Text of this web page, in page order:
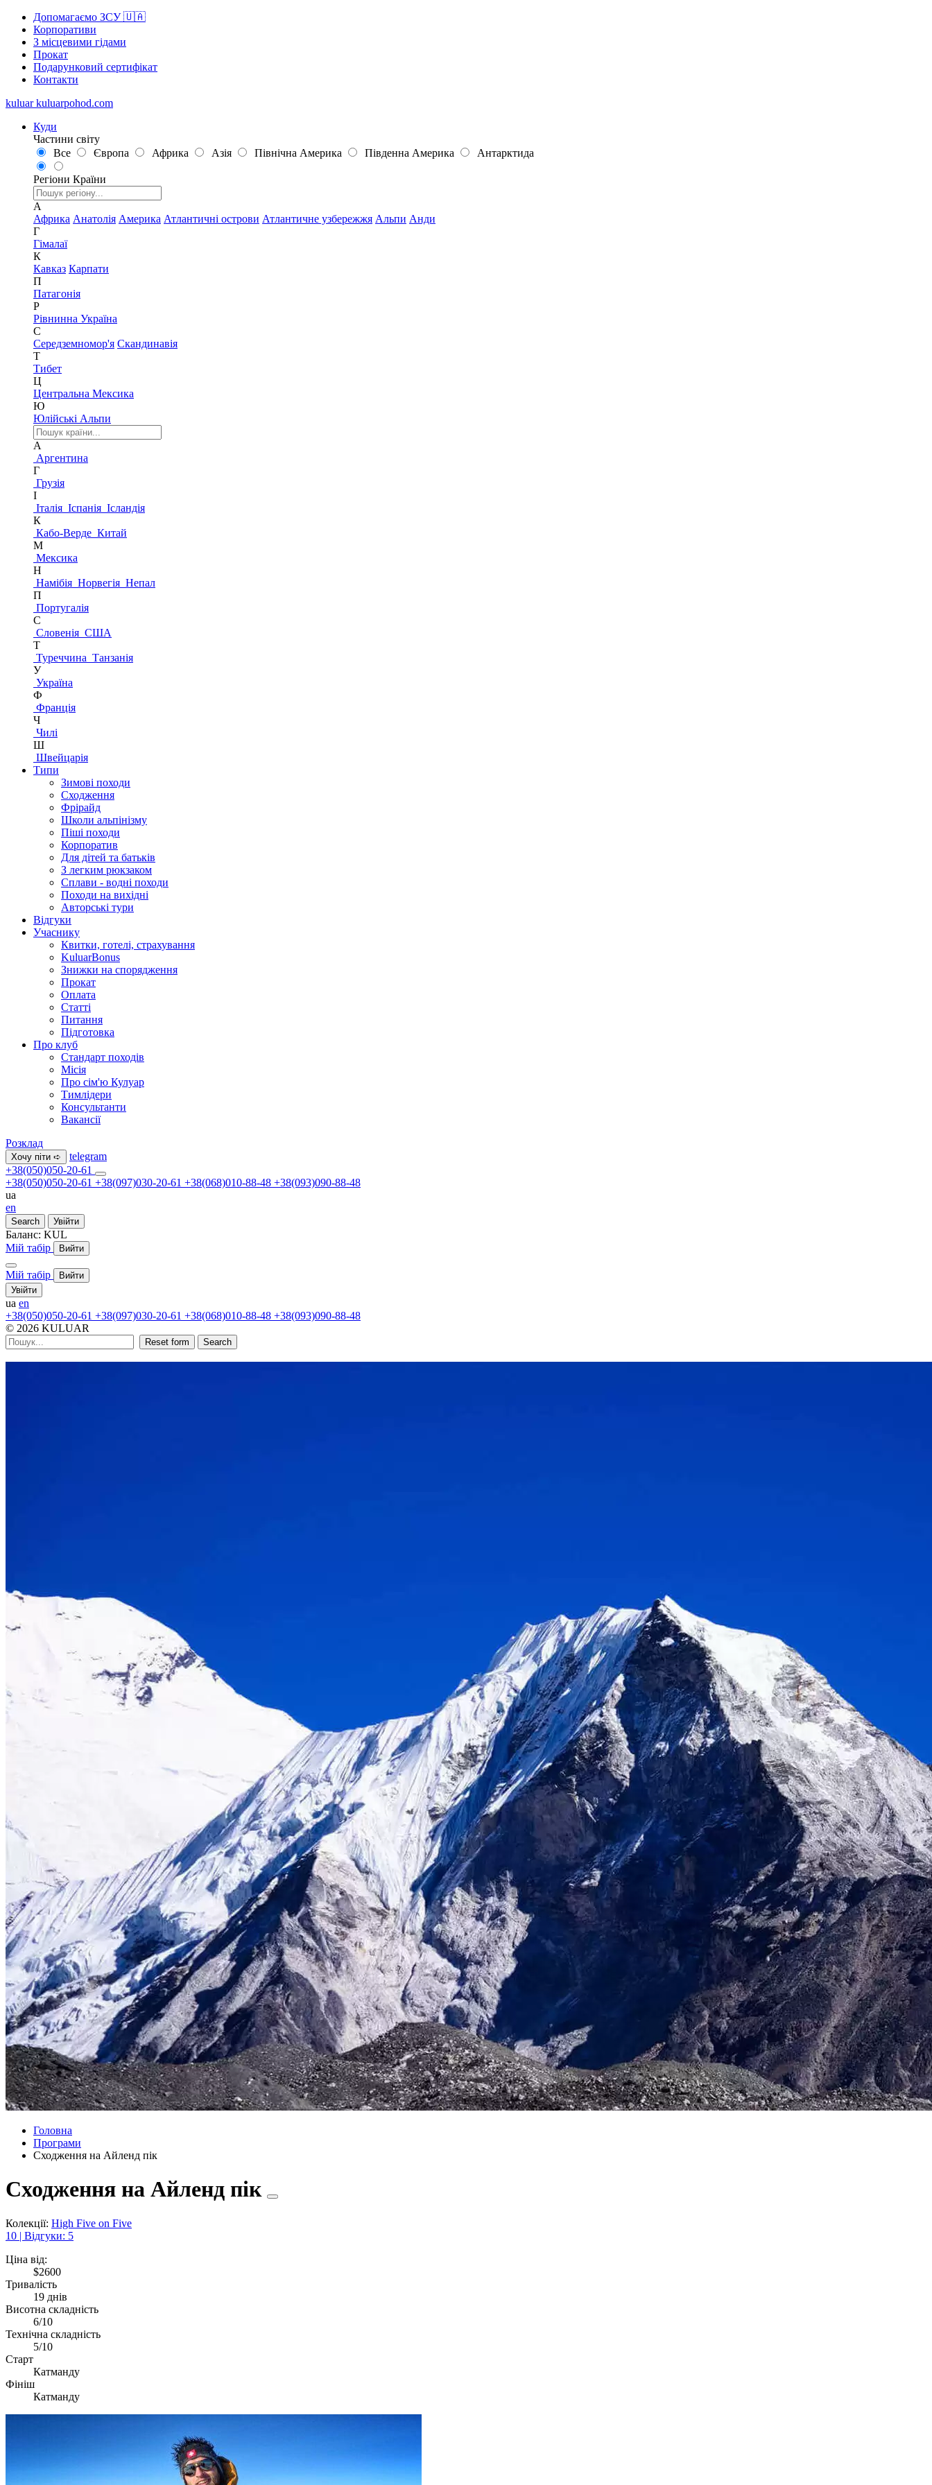
Допомагаємо ЗСУ 🇺🇦
Корпоративи
З місцевими гідами
Прокат
Подарунковий сертифікат
Контакти
kuluar kuluarpohod.com
Куди
Частини світу
Все
Європа Африка Азія Північна Америка Південна Америка Антарктида
Регіони Країни
А
Африка Анатолія Америка Атлантичні острови Атлантичне узбережжя Альпи Анди
Г
Гімалаї
К
Кавказ Карпати
П
Патагонія
Р
Рівнинна Україна
С
Середземномор'я Скандинавія
Т
Тибет
Ц
Центральна Мексика
Ю
Юлійські Альпи
А
Аргентина
Г
Грузія
І
Італія Іспанія Ісландія
К
Кабо-Верде Китай
М
Мексика
Н
Намібія Норвегія Непал
П
Португалія
С
Словенія США
Т
Туреччина Танзанія
У
Україна
Ф
Франція
Ч
Чилі
Ш
Швейцарія
Типи
Зимові походи
Сходження
Фрірайд
Школи альпінізму
Піші походи
Корпоратив
Для дітей та батьків
З легким рюкзаком
Сплави - водні походи
Походи на вихідні
Авторські тури
Відгуки
Учаснику
Квитки, готелі, страхування
KuluarBonus
Знижки на спорядження
Прокат
Оплата
Статті
Питання
Підготовка
Про клуб
Стандарт походів
Місія
Про сім'ю Кулуар
Тимлідери
Консультанти
Вакансії
Розклад
Хочу піти ➪
telegram
+38(050)050-20-61
+38(050)050-20-61 +38(097)030-20-61 +38(068)010-88-48 +38(093)090-88-48
ua
en
Search Увійти
Баланс: KUL
Мій табір
Вийти
Мій табір
Вийти
Увійти
ua en
+38(050)050-20-61 +38(097)030-20-61 +38(068)010-88-48 +38(093)090-88-48
© 2026 KULUAR
Reset form Search
Головна
Програми
Сходження на Айленд пік
Сходження на Айленд пік
Колекції: High Five on Five
10 | Відгуки: 5
Ціна від:
$2600
Тривалість
19 днів
Висотна складність
6/10
Технічна складність
5/10
Старт
Катманду
Фініш
Катманду